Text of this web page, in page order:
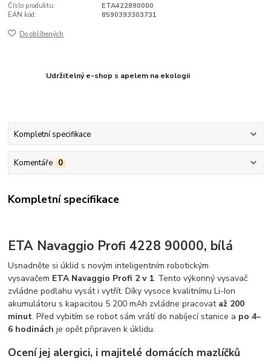
Číslo produktu:
ETA422890000
EAN kód:
8590393303731
Do oblíbených
Udržitelný e-shop s apelem na ekologii
Kompletní specifikace
Komentáře 0
Kompletní specifikace
ETA Navaggio Profi 4228 90000, bílá
Usnadněte si úklid s novým inteligentním robotickým
vysavačem ETA Navaggio Profi 2 v 1. Tento výkonný vysavač
zvládne podlahu vysát i vytřít. Díky vysoce kvalitnímu Li-Ion
akumulátoru s kapacitou 5 200 mAh zvládne pracovat až 200
minut. Před vybitím se robot sám vrátí do nabíjecí stanice a po 4–
6 hodinách je opět připraven k úklidu.
Ocení jej alergici, i majitelé domácích mazlíčků